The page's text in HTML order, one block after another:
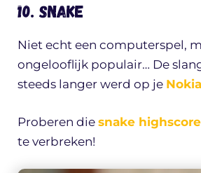
10. SNAKE
Niet echt een computerspel,
ongelooflijk populair… De
steeds langer werd op je
Proberen die snake highscore
te verbreken!